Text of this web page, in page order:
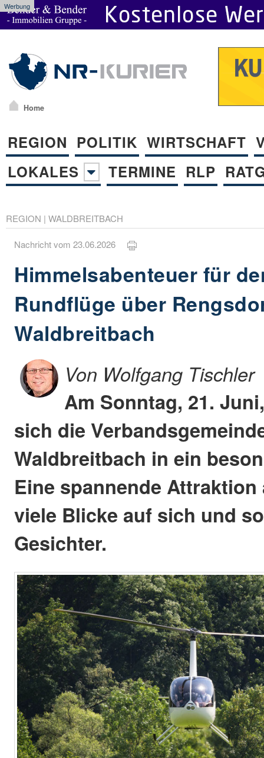
Werbung
Home
REGION POLITIK WIRTSCHAFT
LOKALES
TERMINE RLP
REGION | WALDBREITBACH
Nachricht vom 23.06.2026
Himmelsabenteuer für
Rundflüge über
Waldbreitbach
Von Wolfgang Tischler
Am Sonntag, 21.
sich die
Waldbreitbach in ein
Eine spannende Attraktion
viele Blicke auf sich und
Gesichter.